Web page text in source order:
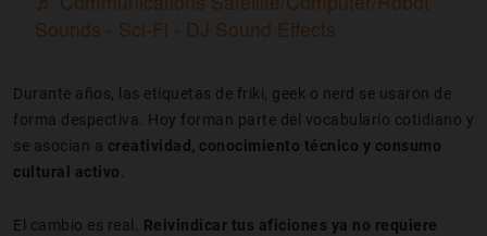
Sounds - Sci-Fi - DJ Sound Effects
Durante años, las etiquetas de friki, geek o nerd se usaron de
forma despectiva. Hoy forman parte del vocabulario cotidiano y
se asocian a creatividad, conocimiento técnico y consumo
cultural activo.
El cambio es real. Reivindicar tus aficiones ya no requiere